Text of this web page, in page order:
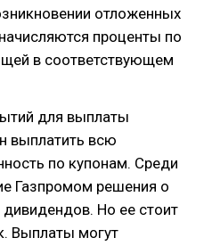
отложенных
проценты по
в соответствующем
для выплаты
выплатить всю
по купонам. Среди
Газпромом решения о
Но ее стоит
Выплаты могут